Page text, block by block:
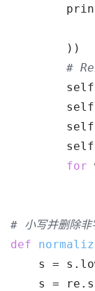
))
#
for
# 小写并删除非
def
s =
s =